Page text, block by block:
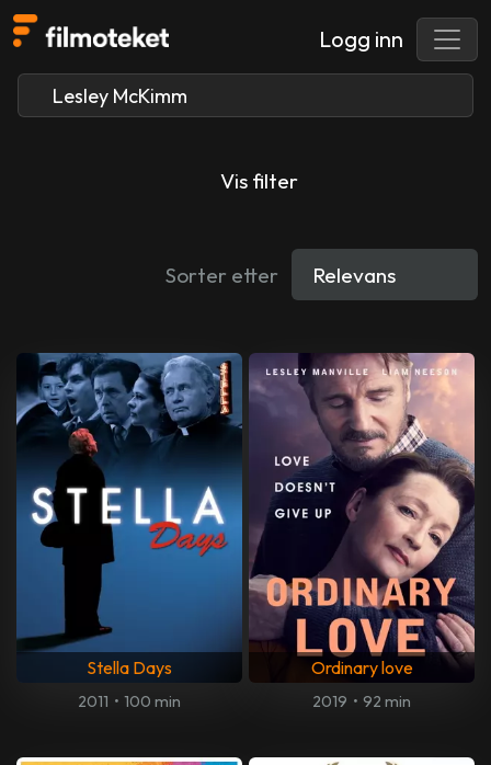
Logg inn
Vis filter
Sorter etter
Stella Days
2011 • 100 min
Ordinary love
2019 • 92 min